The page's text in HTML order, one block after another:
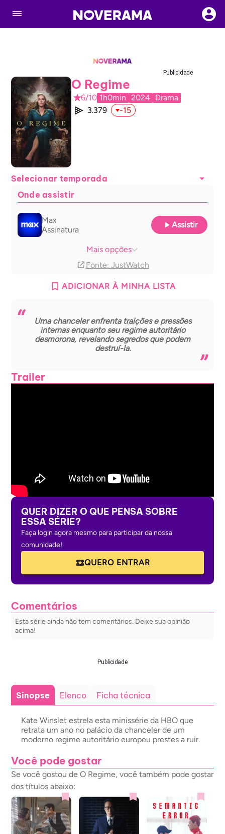
Publicidade
O Regime
6/10 1h0min 2024 Drama
3.379
-15
Selecionar temporada
Onde assistir
Max
Assinatura
Assistir
Mais opções
Fonte: JustWatch
ADICIONAR À MINHA LISTA
Uma chanceler enfrenta traições e pressões
internas enquanto seu regime autoritário
desmorona, revelando segredos que podem
destruí-la.
Trailer
QUER DIZER O QUE PENSA SOBRE
ESSA SÉRIE?
Faça login agora mesmo para participar da nossa
comunidade!
QUERO ENTRAR
Comentários
Esta série ainda não tem comentários. Deixe sua opinião
acima!
Publicidade
Sinopse Elenco Ficha técnica
Kate Winslet estrela esta minissérie da HBO que
retrata um ano no palácio da chanceler de um
moderno regime autoritário europeu prestes a ruir.
Você pode gostar
Se você gostou de O Regime, você também pode gostar
dos títulos abaixo: